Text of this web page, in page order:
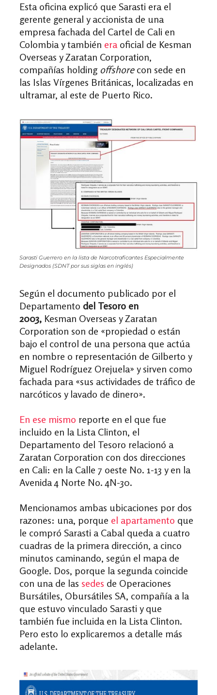
Esta oficina explicó que Sarasti era el
gerente general y accionista de una
empresa fachada del Cartel de Cali en
Colombia y también era oficial de Kesman
Overseas y Zaratan Corporation,
compañías holding offshorecon sede en
las Islas Vírgenes Británicas, localizadas en
ultramar, al este de Puerto Rico.
Sarasti Guerrero en la lista de Narcotraficantes Especialmente
Designados (SDNT por sus siglas en inglés)
Según el documento publicado por el
Departamento del Tesoro en
2003, Kesman Overseas y Zaratan
Corporation son de «propiedad o están
bajo el control de una persona que actúa
en nombre o representación de Gilberto y
Miguel Rodríguez Orejuela» y sirven como
fachada para «sus actividades de tráfico de
narcóticos y lavado de dinero».
En ese mismo reporte en el que fue
incluido en la Lista Clinton, el
Departamento del Tesoro relacionó a
Zaratan Corporation con dos direcciones
en Cali: en la Calle 7 oeste No. 1-13 y en la
Avenida 4 Norte No. 4N-30.
Mencionamos ambas ubicaciones por dos
razones: una, porque el apartamento que
le compró Sarasti a Cabal queda a cuatro
cuadras de la primera dirección, a cinco
minutos caminando, según el mapa de
Google. Dos, porque la segunda coincide
con una de las sedes de Operaciones
Bursátiles, Obursátiles SA, compañía a la
que estuvo vinculado Sarasti y que
también fue incluida en la Lista Clinton.
Pero esto lo explicaremos a detalle más
adelante.